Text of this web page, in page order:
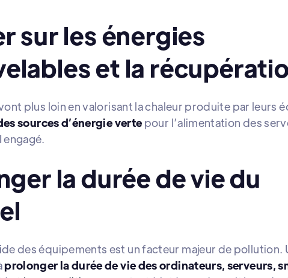
sur les énergies
et la
plus loin en valorisant la chaleur produite par leurs
sources d’énergie vertepour l’alimentation des
la durée de vie du
des équipements est un facteur majeur de pollution.
prolonger la durée de vie des ordinateurs, serveurs,